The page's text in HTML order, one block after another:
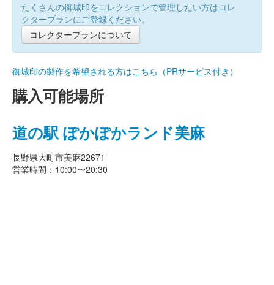
たくさんの御城印をコレクションで管理したい方はコレ
クタープランにご登録ください。
コレクタープランについて
御城印の製作を希望される方はこちら（PRサービス付き）
購入可能場所
道の駅 ぽかぽかランド美麻
長野県大町市美麻22671
営業時間：10:00〜20:30